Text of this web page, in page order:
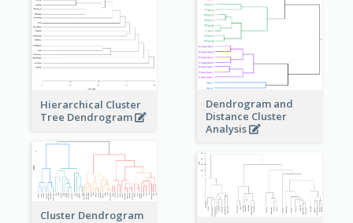
Dendrogram and
Distance Cluster
Analysis
Hierarchical Cluster
Tree Dendrogram
Cluster Dendrogram